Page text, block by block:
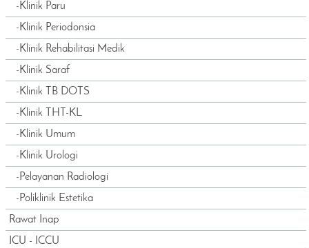
-Klinik Paru
-Klinik Periodonsia
-Klinik Rehabilitasi Medik
-Klinik Saraf
-Klinik TB DOTS
-Klinik THT-KL
-Klinik Umum
-Klinik Urologi
-Pelayanan Radiologi
-Poliklinik Estetika
Rawat Inap
ICU - ICCU